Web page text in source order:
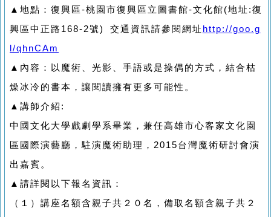
▲地點：復興區-桃園市復興區立圖書館-文化館(地址:復
興區中正路168-2號) 交通資訊請參閱網址 http://goo.g
l/qhnCAm
▲內容：以魔術、光影、手語或是操偶的方式，結合枯
燥冰冷的書本，讓閱讀擁有更多可能性。
▲講師介紹:
中國文化大學戲劇學系畢業，兼任高雄市心客家文化園
區國際演藝廳，駐演魔術助理，2015台灣魔術研討會演
出嘉賓。
▲請詳閱以下報名資訊：
（１）講座名額含親子共２０名，備取名額含親子共２